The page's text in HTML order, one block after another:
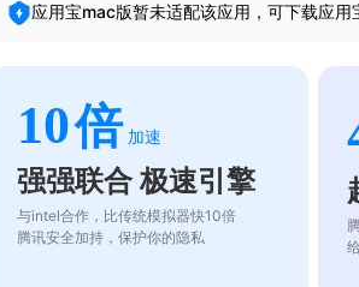
应用宝mac版暂未适配该应用，可下载应
10倍 加速
强强联合 极速引擎
与intel合作，比传统模拟器快10倍
腾讯安全加持，保护你的隐私